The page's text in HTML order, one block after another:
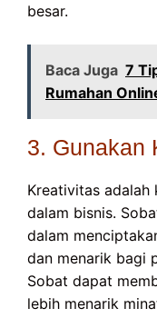
besar.
Baca Juga 7
Rumahan
3. Gunakan
Kreativitas adalah
dalam bisnis.
dalam
dan menarik bagi
Sobat dapat
lebih menarik